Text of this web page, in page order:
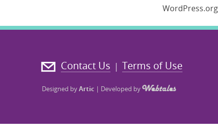
WordPress.org
Terms of Use
|
Contact Us
Designed byArtic | Developed by